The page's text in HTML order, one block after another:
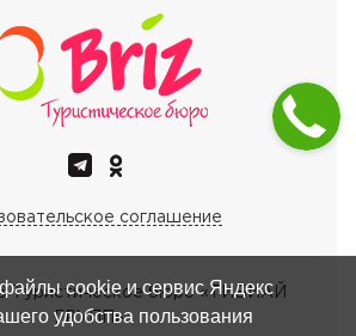
соглашение
Туристическое бюро «ТИБИАЙ
ГРУПП»
cookie и сервис Яндекс
удобства пользования